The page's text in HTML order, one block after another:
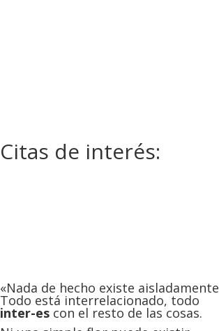
Citas de interés:
«Nada de hecho existe
Todo está interrelacionado, todo
inter-es con el resto de las cosas.